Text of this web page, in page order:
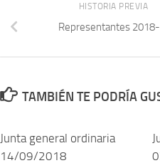
HISTORIA PREVIA
Representantes
TAMBIÉN TE PODRÍA
Junta general ordinaria
14/09/2018